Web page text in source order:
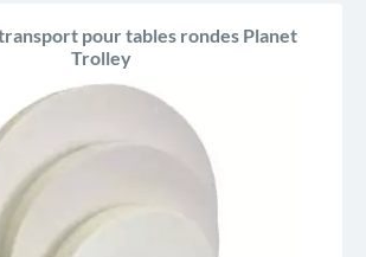
pour tables rondes Planet
Trolley